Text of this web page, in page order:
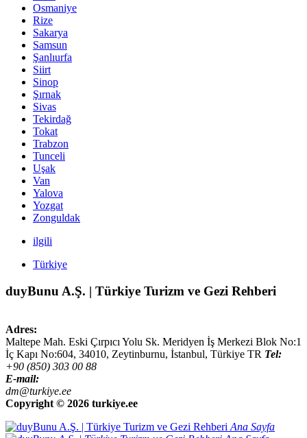
Osmaniye
Rize
Sakarya
Samsun
Şanlıurfa
Siirt
Sinop
Şırnak
Sivas
Tekirdağ
Tokat
Trabzon
Tunceli
Uşak
Van
Yalova
Yozgat
Zonguldak
ilgili
Türkiye
duyBunu A.Ş. | Türkiye Turizm ve Gezi Rehberi
Adres:
Maltepe Mah. Eski Çırpıcı Yolu Sk. Meridyen İş Merkezi Blok No:1
İç Kapı No:604, 34010, Zeytinburnu, İstanbul, Türkiye TR Tel:
+90 (850) 303 00 88
E-mail:
dm@turkiye.ee
Copyright © 2026 turkiye.ee
Ana Sayfa